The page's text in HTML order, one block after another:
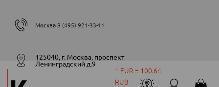
125040, г. Москва, проспект
Ленинградский д.9
Москва 8 (495) 921-33-11
1 EUR = 100.64
RUB